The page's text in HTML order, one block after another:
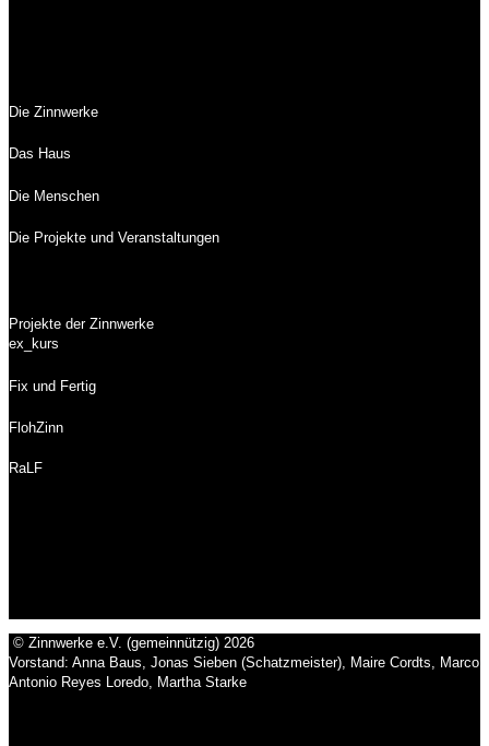
Die Zinnwerke
Das Haus
Die Menschen
Die Projekte und Veranstaltungen
Projekte der Zinnwerke
ex_kurs
Fix und Fertig
FlohZinn
RaLF
© Zinnwerke e.V. (gemeinnützig) 2026
Vorstand: Anna Baus, Jonas Sieben (Schatzmeister), Maire Cordts, Marco
Antonio Reyes Loredo, Martha Starke